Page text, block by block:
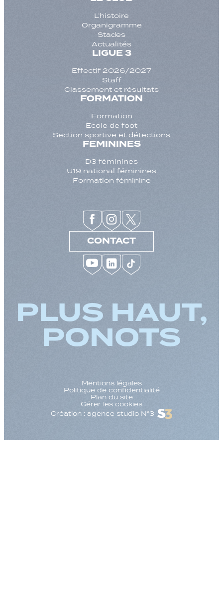
L’histoire
Organigramme
Stades
Actualités
LIGUE 3
Effectif 2026/2027
Staff
Classement et résultats
FORMATION
Formation
Ecole de foot
Section sportive et détections
FEMININES
D3 féminines
U19 national féminines
Formation féminine
CONTACT
PLUS HAUT,
PONOTS
Mentions légales
Politique de confidentialité
Plan du site
Gérer les cookies
Création : agence studio N°3